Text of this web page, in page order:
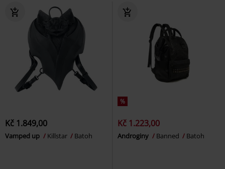
Kč 1.849,00
Vamped up Killstar Batoh
%
Kč 1.223,00
Androginy Banned Batoh